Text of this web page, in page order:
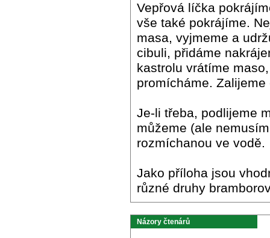
Vepřová líčka
vše také pokrájíme.
masa, vyjmeme a
cibuli, přidáme
kastrolu vrátíme
promícháme.
Je-li třeba, podlijeme
můžeme (ale
rozmíchanou ve vodě.
Jako příloha jsou
různé druhy
Názory čtenárů